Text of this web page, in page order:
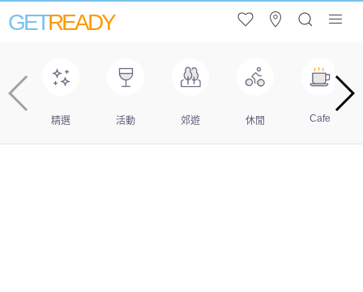
GETREADY
精選 活動 郊遊 休閒 Cafe